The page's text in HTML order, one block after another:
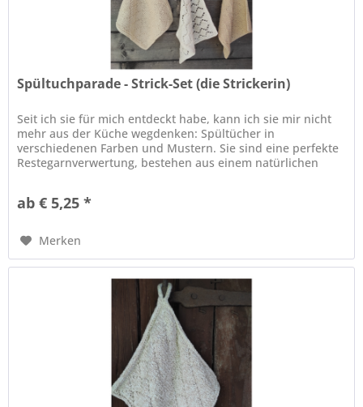
Spültuchparade - Strick-Set (die Strickerin)
Seit ich sie für mich entdeckt habe, kann ich sie mir nicht
mehr aus der Küche wegdenken: Spültücher in
verschiedenen Farben und Mustern. Sie sind eine perfekte
Restegarnverwertung, bestehen aus einem natürlichen
ab € 5,25 *
Merken